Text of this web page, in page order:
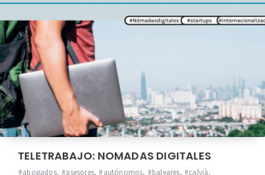
TELETRABAJO: NOMADAS DIGITALES
abogados, asesores, autónomos, baleares, calvià,